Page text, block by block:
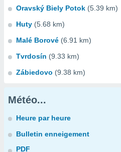
Oravský Biely Potok (5.39 km)
Huty (5.68 km)
Malé Borové (6.91 km)
Tvrdosín (9.33 km)
Zábiedovo (9.38 km)
Météo...
Heure par heure
Bulletin enneigement
PDF